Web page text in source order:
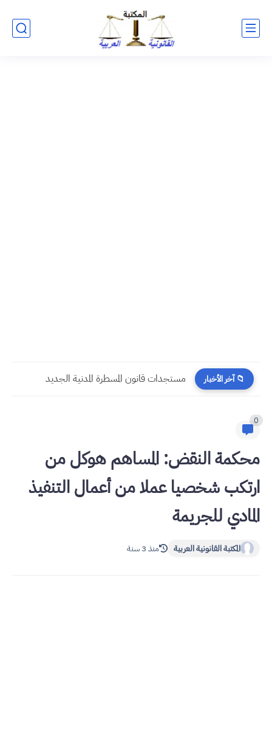
📁 آخر الأخبار مستجدات قانون المسطرة المدنية الجديد
0
محكمة النقض: المساهم هوكل من
ارتكب شخصيا عملا من أعمال التنفيذ
المادي للجريمة
المكتبة القانونية العربية منذ 3 سنة